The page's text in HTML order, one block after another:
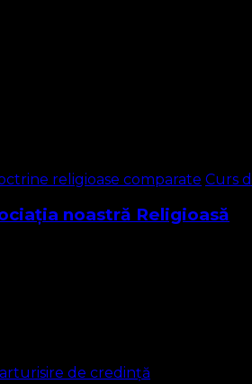
religioase comparate Curs
noastră Religioasă
de credință